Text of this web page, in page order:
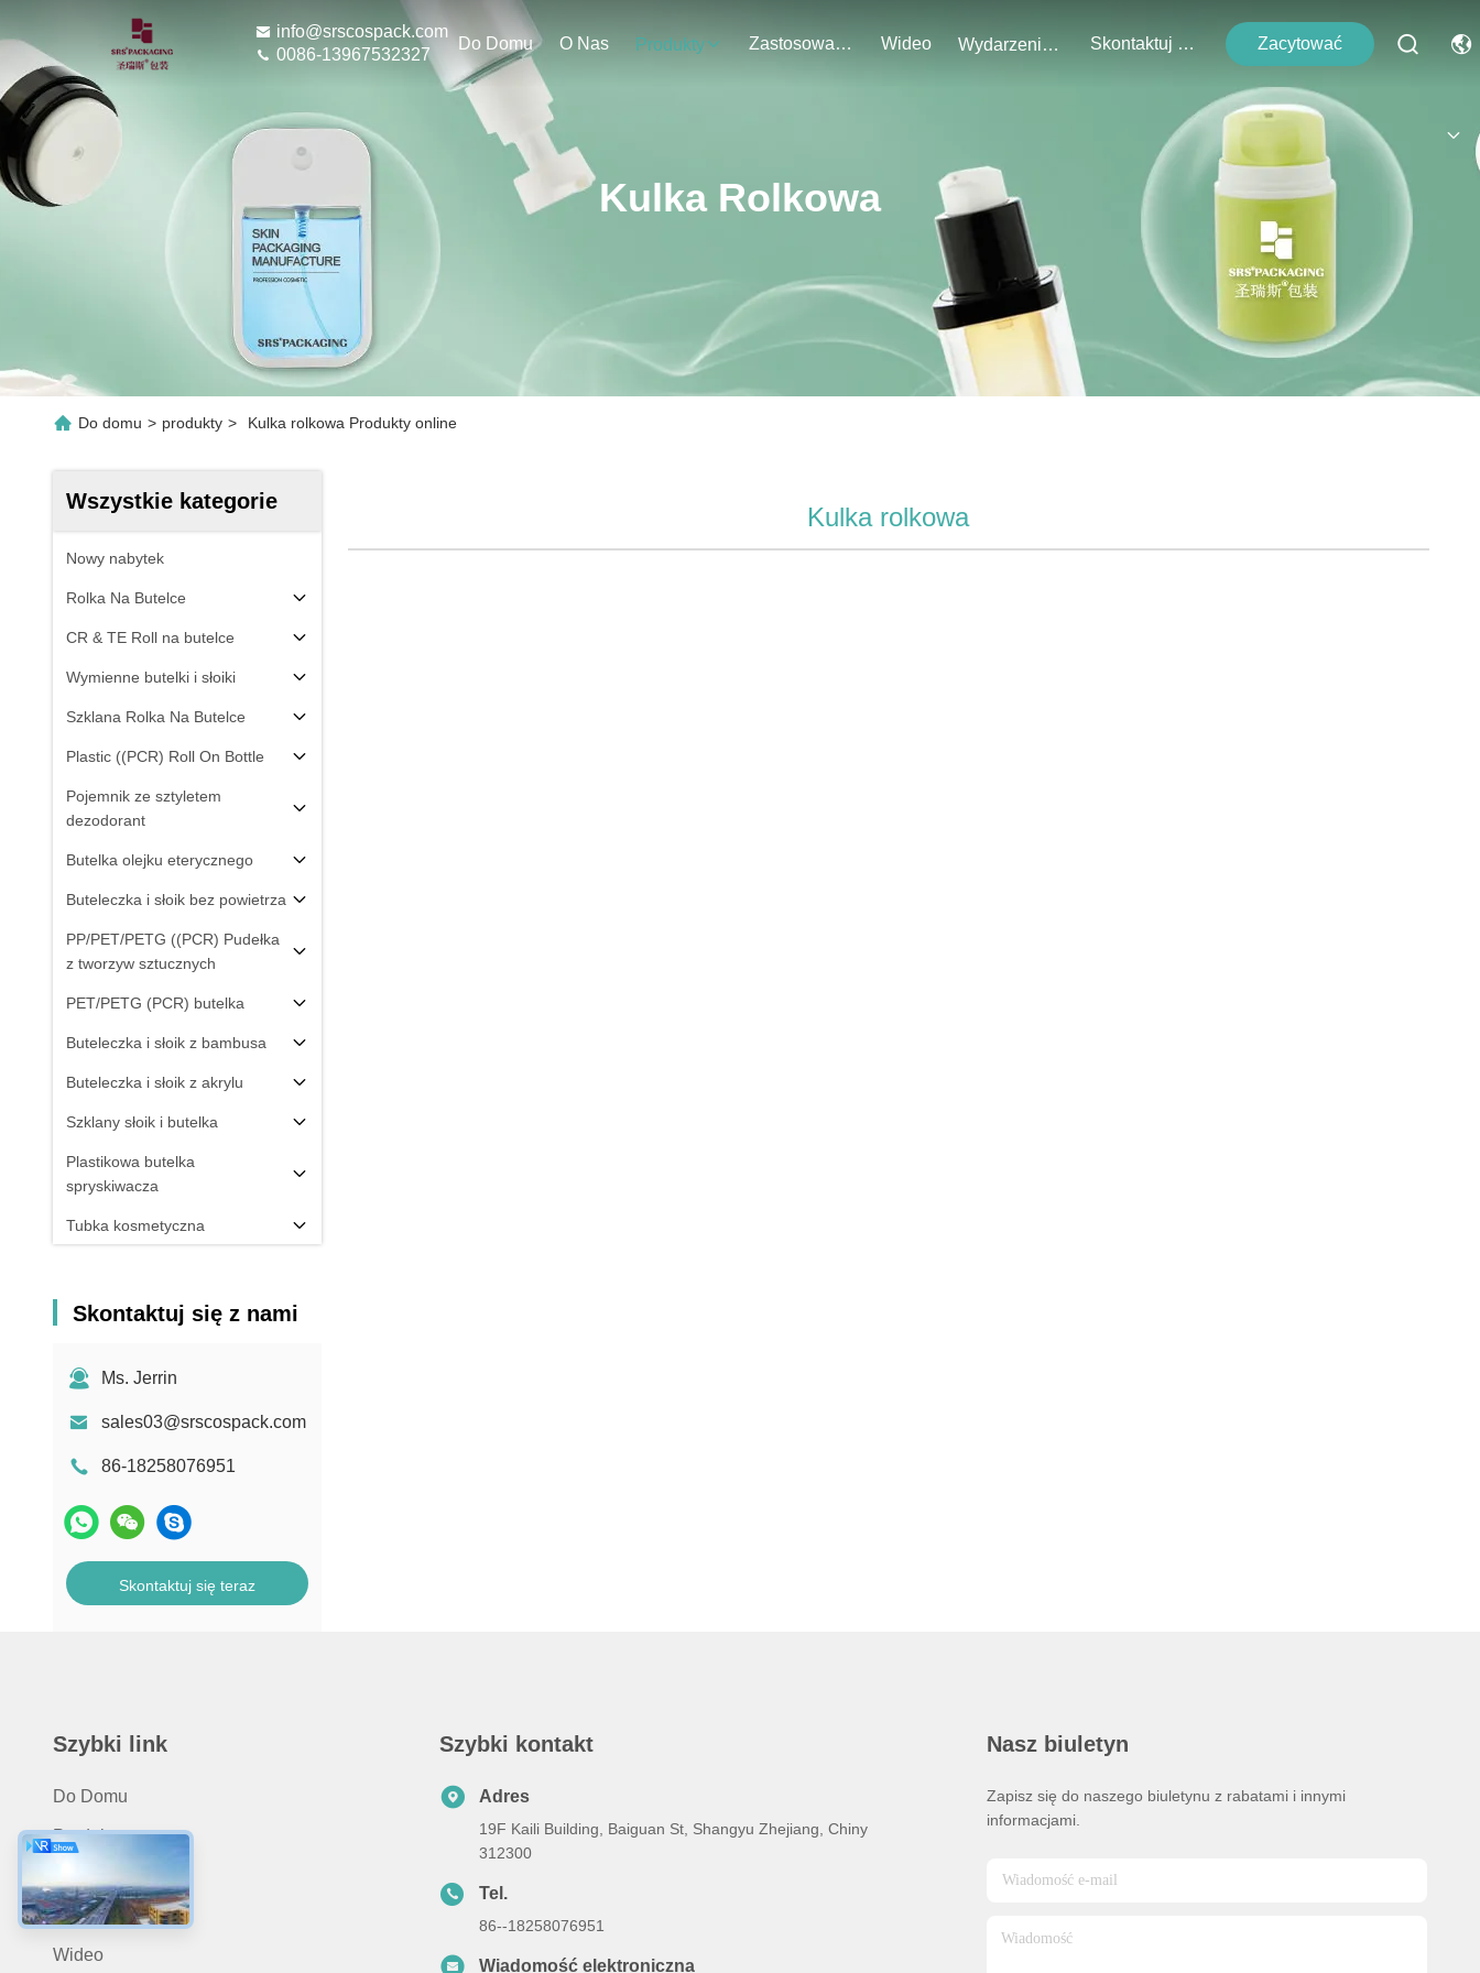
info@srscospack.com
0086-13967532327
Do Domu O Nas Produkty Zastosowanie Wideo Wydarzenia Skontaktuj Się Z Nami Zacytować
Kulka Rolkowa
Do domu > produkty > Kulka rolkowa Produkty online
Wszystkie kategorie
Nowy nabytek
Rolka Na Butelce
CR & TE Roll na butelce
Wymienne butelki i słoiki
Szklana Rolka Na Butelce
Plastic ((PCR) Roll On Bottle
Pojemnik ze sztyletem
dezodorant
Butelka olejku eterycznego
Buteleczka i słoik bez powietrza
PP/PET/PETG ((PCR) Pudełka
z tworzyw sztucznych
PET/PETG (PCR) butelka
Buteleczka i słoik z bambusa
Buteleczka i słoik z akrylu
Szklany słoik i butelka
Plastikowa butelka
spryskiwacza
Tubka kosmetyczna
Składnik opakowania
Skontaktuj się z nami
Ms. Jerrin
sales03@srscospack.com
86-18258076951
Skontaktuj się teraz
Kulka rolkowa
Szybki link
Do Domu
Produkty
Zastosowanie
Wideo
Szybki kontakt
Adres
19F Kaili Building, Baiguan St, Shangyu Zhejiang, Chiny
312300
Tel.
86--18258076951
Wiadomość elektroniczna
Nasz biuletyn
Zapisz się do naszego biuletynu z rabatami i innymi
informacjami.